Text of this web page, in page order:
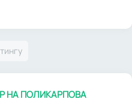
НА ПОЛИКАРПОВА